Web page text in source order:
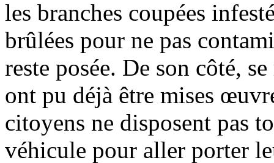
les branches coupées
brûlées pour ne pas
reste posée. De son côté,
ont pu déjà être mises
citoyens ne disposent pas
véhicule pour aller porter